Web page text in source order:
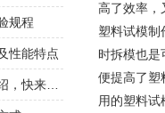
高了效率，
塑料试模
时拆模也是
便提高了塑
用的塑料
规程
性能特点